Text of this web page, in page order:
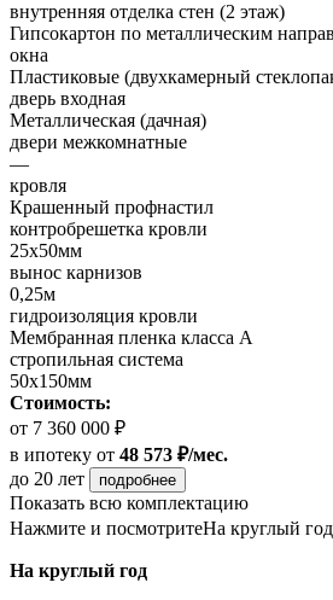
внутренняя отделка стен (2 этаж)
Гипсокартон по металлическим
окна
Пластиковые (двухкамерный
дверь входная
Металлическая (дачная)
двери межкомнатные
—
кровля
Крашенный профнастил
контробрешетка кровли
25х50мм
вынос карнизов
0,25м
гидроизоляция кровли
Мембранная пленка класса А
стропильная система
50х150мм
Стоимость:
от 7 360 000 ₽
в ипотеку от 48 573 ₽/мес.
до 20 лет
подробнее
Показать всю комплектацию
Нажмите и посмотритеНа круглый год
На круглый год